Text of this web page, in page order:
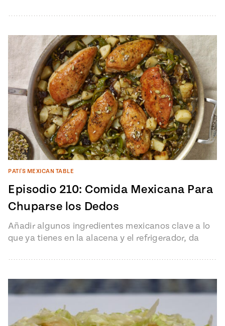
PATI'S MEXICAN TABLE
Episodio 210: Comida Mexicana Para
Chuparse los Dedos
Añadir algunos ingredientes mexicanos clave a lo
que ya tienes en la alacena y el refrigerador, da